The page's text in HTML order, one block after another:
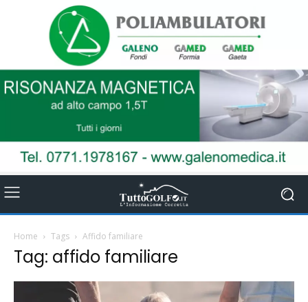
Home Tags Affido familiare
Tag: affido familiare